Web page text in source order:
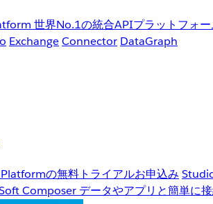
世界No.1の統合APIプラットフォー
ExchangeConnector DataGraph
の無料トライアルお申込み
Composer データやアプリと簡単に